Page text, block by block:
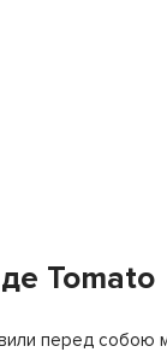
Tomato
перед собою